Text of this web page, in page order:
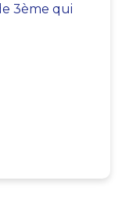
3ème qui